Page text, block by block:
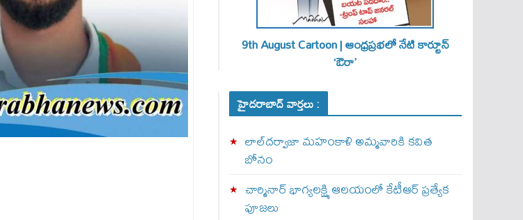
9th August Cartoon | ఆంధ్రప్రభలో నేటి కార్టూన్
‘ఔరా’
హైదరాబాద్ వార్తలు :
లాల్‌దర్వాజా మహంకాళి అమ్మవారికి కవిత
బోనం
చార్మినార్‌ భాగ్యలక్ష్మి ఆలయంలో కేటీఆర్ ప్రత్యేక
పూజలు